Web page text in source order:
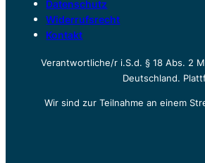
Datenschutz
Widerrufsrecht
Kontakt
Verantwortliche/r i.S.d. § 18 Abs. 2
Deutschland.
Wir sind zur Teilnahme an einem